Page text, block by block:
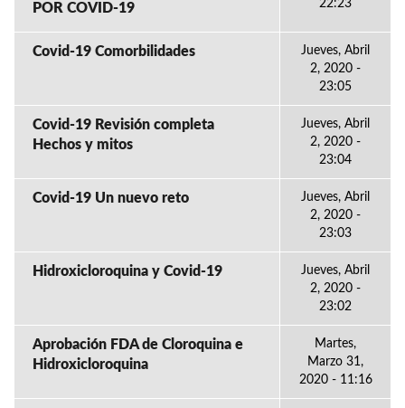
POR COVID-19
22:23
Covid-19 Comorbilidades
Jueves, Abril
2, 2020 -
23:05
Covid-19 Revisión completa
Hechos y mitos
Jueves, Abril
2, 2020 -
23:04
Covid-19 Un nuevo reto
Jueves, Abril
2, 2020 -
23:03
Hidroxicloroquina y Covid-19
Jueves, Abril
2, 2020 -
23:02
Aprobación FDA de Cloroquina e
Hidroxicloroquina
Martes,
Marzo 31,
2020 - 11:16